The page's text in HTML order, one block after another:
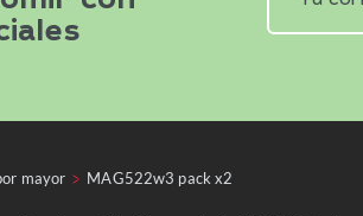
mayor MAG522w3 pack x2